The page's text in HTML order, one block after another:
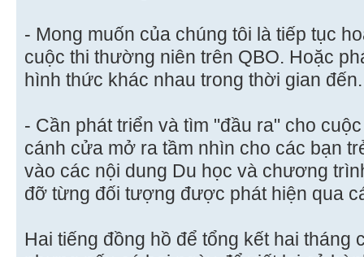
- Mong muốn của chúng tôi là tiếp tục
cuộc thi thường niên trên QBO. Hoặc
hình thức khác nhau trong thời gian đến.
- Cần phát triển và tìm "đầu ra" cho
cánh cửa mở ra tầm nhìn cho các bạn
vào các nội dung Du học và chương
đỡ từng đối tượng được phát hiện qua
Hai tiếng đồng hồ để tổng kết hai tháng